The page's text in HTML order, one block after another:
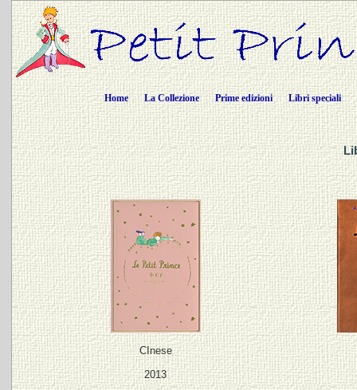
Home La Collezione Prime edizioni Libri speciali
CInese
2013